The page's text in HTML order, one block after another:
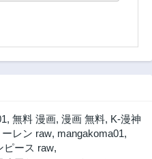
, 無料 漫画, 漫画 無料, K-漫神
レン raw, mangakoma01,
ピース raw,